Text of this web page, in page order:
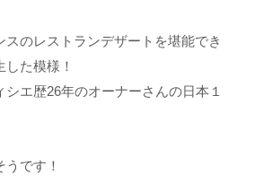
スのレストランデザートを堪能でき
た模様！
エ歴26年のオーナーさんの日本１
です！